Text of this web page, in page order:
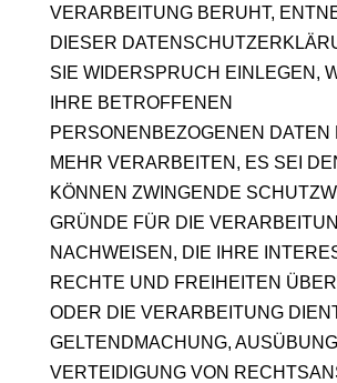
VERARBEITUNG BERUHT,
DIESER
SIE WIDERSPRUCH EINLEGEN,
IHRE BETROFFENEN
PERSONENBEZOGENEN DATEN
MEHR VERARBEITEN, ES SEI
KÖNNEN ZWINGENDE
GRÜNDE FÜR DIE
NACHWEISEN, DIE IHRE
RECHTE UND FREIHEITEN
ODER DIE VERARBEITUNG
GELTENDMACHUNG,
VERTEIDIGUNG VON